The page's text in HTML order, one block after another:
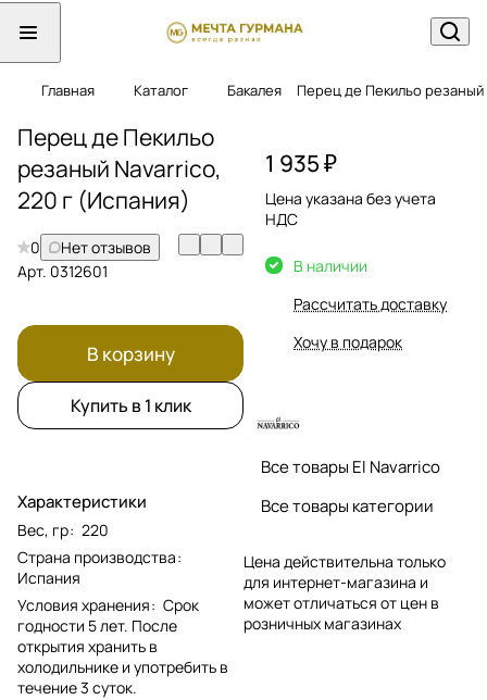
Главная Каталог Бакалея Перец де Пекильо резаный
Перец де Пекильо
резаный Navarrico,
220 г (Испания)
0
Нет отзывов
Арт. 0312601
В корзину
Купить в 1 клик
Характеристики
Вес, гр: 220
Страна производства:
Испания
Условия хранения: Срок
годности 5 лет. После
открытия хранить в
холодильнике и употребить в
течение 3 суток.
1 935 ₽
Цена указана без учета
НДС
В наличии
Рассчитать доставку
Хочу в подарок
Все товары El Navarrico
Все товары категории
Цена действительна только
для интернет-магазина и
может отличаться от цен в
розничных магазинах